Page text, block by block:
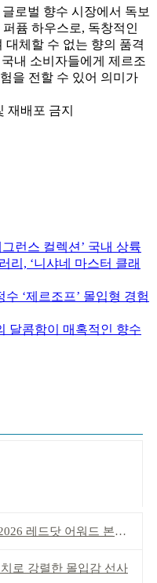
로벌 향수 시장에서 독보
퓸 하우스로, 독창적인
대체할 수 없는 향의 품격
내 소비자들에게 제르조
을 전할 수 있어 의미가
재배포 금지
런스 컬렉션’ 국내 상륙
리, ‘니샤네 마스터 클래
수 ‘제르조프’ 몰입형 경험
달콤함이 매혹적인 향수
드닷 어워드 본상 2개 수상
로 강렬한 몰입감 선사